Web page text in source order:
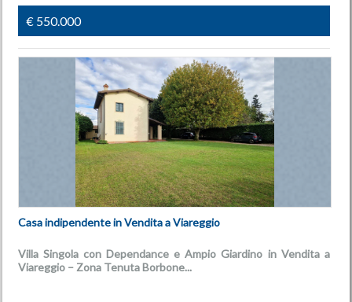
€ 550.000
Casa indipendente in Vendita a Viareggio
Villa Singola con Dependance e Ampio Giardino in Vendita a
Viareggio – Zona Tenuta Borbone...